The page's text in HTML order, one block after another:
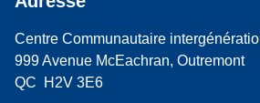
Centre Communautaire
999 Avenue McEachran, Outremont
QC H2V 3E6